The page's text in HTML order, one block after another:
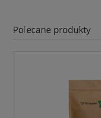
Polecane produkty